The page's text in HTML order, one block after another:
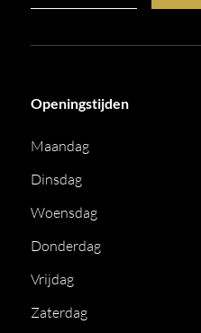
Openingstijden
Maandag
Dinsdag
Woensdag
Donderdag
Vrijdag
Zaterdag